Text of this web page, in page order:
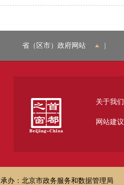
省（区市）政府网站
关于我们
网站建议
承办：北京市政务服务和数据管理局